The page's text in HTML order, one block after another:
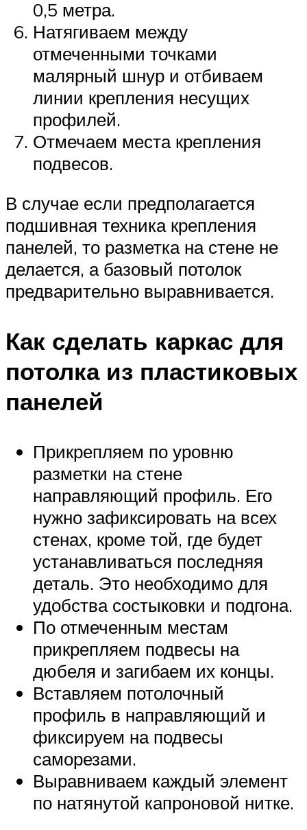
0,5 метра.
Натягиваем между
отмеченными точками
малярный шнур и отбиваем
линии крепления несущих
профилей.
Отмечаем места крепления
подвесов.
В случае если предполагается
подшивная техника крепления
панелей, то разметка на стене не
делается, а базовый потолок
предварительно выравнивается.
Как сделать каркас для
потолка из пластиковых
панелей
Прикрепляем по уровню
разметки на стене
направляющий профиль. Его
нужно зафиксировать на всех
стенах, кроме той, где будет
устанавливаться последняя
деталь. Это необходимо для
удобства состыковки и подгона.
По отмеченным местам
прикрепляем подвесы на
дюбеля и загибаем их концы.
Вставляем потолочный
профиль в направляющий и
фиксируем на подвесы
саморезами.
Выравниваем каждый элемент
по натянутой капроновой нитке.